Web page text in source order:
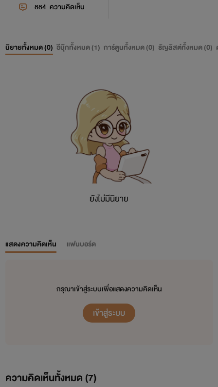
884 ความคิดเห็น
นิยายทั้งหมด (0) อีบุ๊กทั้งหมด (1) การ์ตูนทั้งหมด (0) ธัญลิสต์ทั้งหมด (0)
ยังไม่มีนิยาย
แสดงความคิดเห็น แฟนบอร์ด
กรุณาเข้าสู่ระบบเพื่อแสดงความคิดเห็น
เข้าสู่ระบบ
ความคิดเห็นทั้งหมด (7)